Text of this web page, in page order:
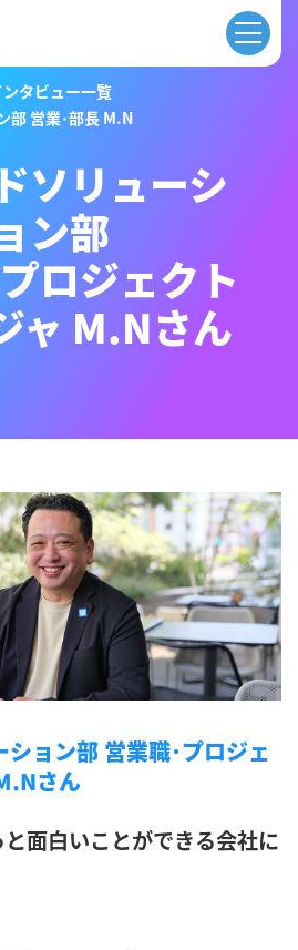
ソリューシ
ン部
ロジェクト
ャ M.Nさん
ョン部 営業職･プロジェ
さん
面白いことができる会社に
タビュー一覧
部 営業･部長 M.N